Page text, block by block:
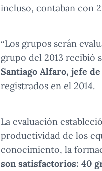
incluso, contaban con
“Los grupos serán
grupo del 2013 recibió
Santiago Alfaro, jefe
registrados en el 2014.
La evaluación
productividad de los
conocimiento, la
son satisfactorios: 40